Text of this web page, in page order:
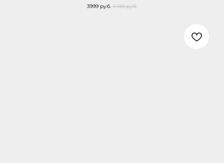
3999 руб. 4499 руб.